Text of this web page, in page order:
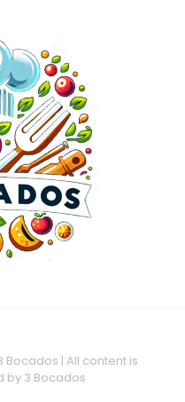
Bocados | All content is
by 3 Bocados